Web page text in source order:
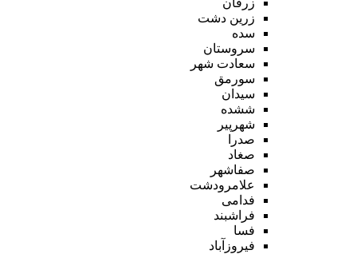
زرین دشت
سده
سروستان
سعادت شهر
سورمق
سیدان
ششده
شهرپیر
صدرا
صغاد
صفاشهر
علامرودشت
فدامی
فراشبند
فسا
فیروزآباد